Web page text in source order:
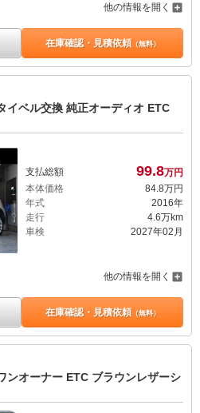
他の情報を開く
在庫確認・見積依頼（無料）
イベル交換 純正オーディオ ETC
支払総額 99.8万円
本体価格
84. 8万円
年式
2016年
走行
4.6万km
車検
2027年02月
他の情報を開く
在庫確認・見積依頼（無料）
ンオーナー ETC ブラウンレザーシ